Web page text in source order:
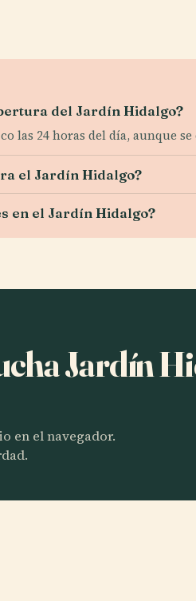
del Jardín Hidalgo?
las 24 horas del día, aunque
el Jardín Hidalgo?
en el Jardín Hidalgo?
Jardín
en el navegador.